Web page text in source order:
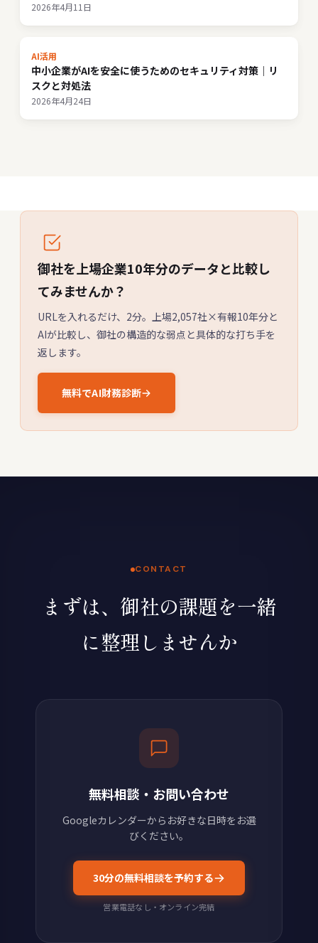
2026年4月11日
AI活用
中小企業がAIを安全に使うためのセキュリティ対策｜リ
スクと対処法
2026年4月24日
御社を上場企業10年分のデータと比較し
てみませんか？
URLを入れるだけ、2分。上場2,057社×有報10年分と
AIが比較し、御社の構造的な弱点と具体的な打ち手を
返します。
無料でAI財務診断
CONTACT
まずは、御社の課題を一緒
に整理しませんか
無料相談・お問い合わせ
Googleカレンダーからお好きな日時をお選
びください。
30分の無料相談を予約する
営業電話なし・オンライン完結